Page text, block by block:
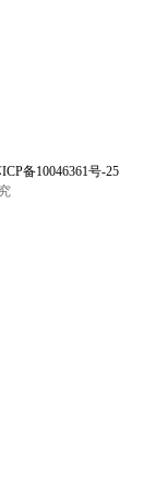
备10046361号-25